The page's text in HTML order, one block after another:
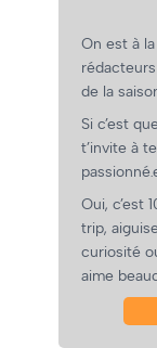
On est à
de la
Si c’est
t’invite à
Oui, c’est
trip,
curiosité
aime